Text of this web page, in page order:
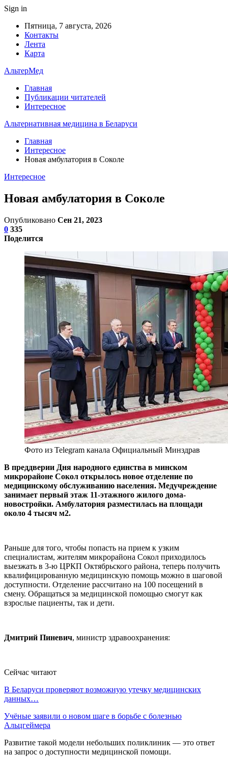
Sign in
Пятница, 7 августа, 2026
Контакты
Лента
Карта
АльтерМед
Главная
Публикации читателей
Интересное
Альтернативная медицина в Беларуси
Главная
Интересное
Новая амбулатория в Соколе
Интересное
Новая амбулатория в Соколе
Опубликовано Сен 21, 2023
0 335
Поделится
Фото из Telegram канала Официальный Минздрав
В преддверии Дня народного единства в минском
микрорайоне Сокол открылось новое отделение по
медицинскому обслуживанию населения. Медучреждение
занимает первый этаж 11-этажного жилого дома-
новостройки. Амбулатория разместилась на площади
около 4 тысяч м2.
Раньше для того, чтобы попасть на прием к узким
специалистам, жителям микрорайона Сокол приходилось
выезжать в 3-ю ЦРКП Октябрьского района, теперь получить
квалифицированную медицинскую помощь можно в шаговой
доступности. Отделение рассчитано на 100 посещений в
смену. Обращаться за медицинской помощью смогут как
взрослые пациенты, так и дети.
Дмитрий Пиневич, министр здравоохранения:
Сейчас читают
В Беларуси проверяют возможную утечку медицинских
данных…
Учёные заявили о новом шаге в борьбе с болезнью
Альцгеймера
Развитие такой модели небольших поликлиник — это ответ
на запрос о доступности медицинской помощи.